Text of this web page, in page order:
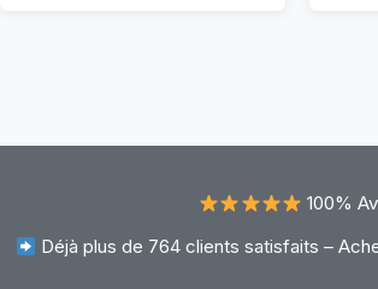
100%
Déjà plus de 764 clients satisfaits –